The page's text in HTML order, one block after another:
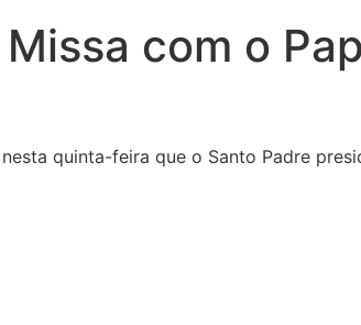
com o
quinta-feira que o Santo Padre